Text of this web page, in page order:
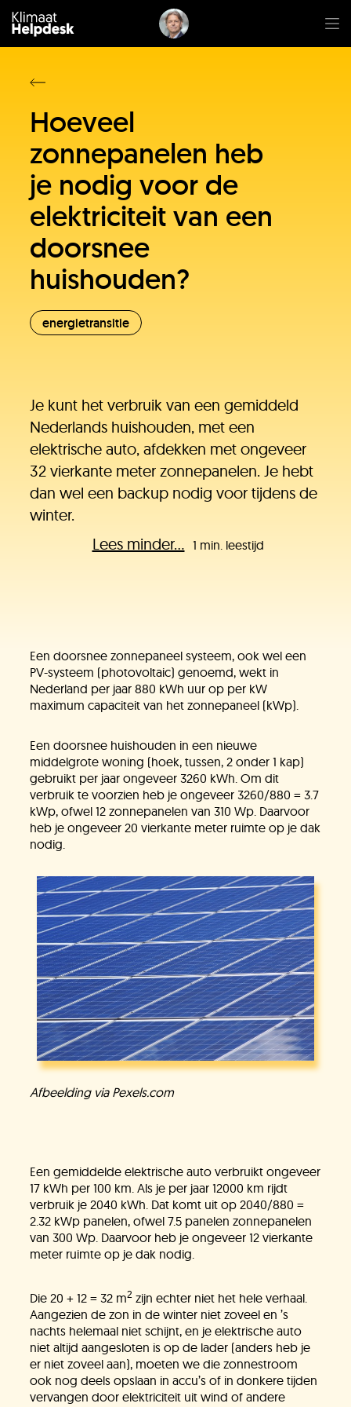
Hoeveel
zonnepanelen heb
je nodig voor de
elektriciteit van een
doorsnee
huishouden?
energietransitie
Je kunt het verbruik van een gemiddeld
Nederlands huishouden, met een
elektrische auto, afdekken met ongeveer
32 vierkante meter zonnepanelen. Je hebt
dan wel een backup nodig voor tijdens de
winter.
Lees minder... 1 min. leestijd
Een doorsnee zonnepaneel systeem, ook wel een
PV-systeem (photovoltaic) genoemd, wekt in
Nederland per jaar 880 kWh uur op per kW
maximum capaciteit van het zonnepaneel (kWp).
Een doorsnee huishouden in een nieuwe
middelgrote woning (hoek, tussen, 2 onder 1 kap)
gebruikt per jaar ongeveer 3260 kWh. Om dit
verbruik te voorzien heb je ongeveer 3260/880 = 3.7
kWp, ofwel 12 zonnepanelen van 310 Wp. Daarvoor
heb je ongeveer 20 vierkante meter ruimte op je dak
nodig.
Afbeelding via Pexels.com
Een gemiddelde elektrische auto verbruikt ongeveer
17 kWh per 100 km. Als je per jaar 12000 km rijdt
verbruik je 2040 kWh. Dat komt uit op 2040/880 =
2.32 kWp panelen, ofwel 7.5 panelen zonnepanelen
van 300 Wp. Daarvoor heb je ongeveer 12 vierkante
meter ruimte op je dak nodig.
Die 20 + 12 = 32 m2zijn echter niet het hele verhaal.
Aangezien de zon in de winter niet zoveel en ’s
nachts helemaal niet schijnt, en je elektrische auto
niet altijd aangesloten is op de lader (anders heb je
er niet zoveel aan), moeten we die zonnestroom
ook nog deels opslaan in accu’s of in donkere tijden
vervangen door elektriciteit uit wind of andere
Jullie vragen
Onze experts
Vacatures
Onze organisatie